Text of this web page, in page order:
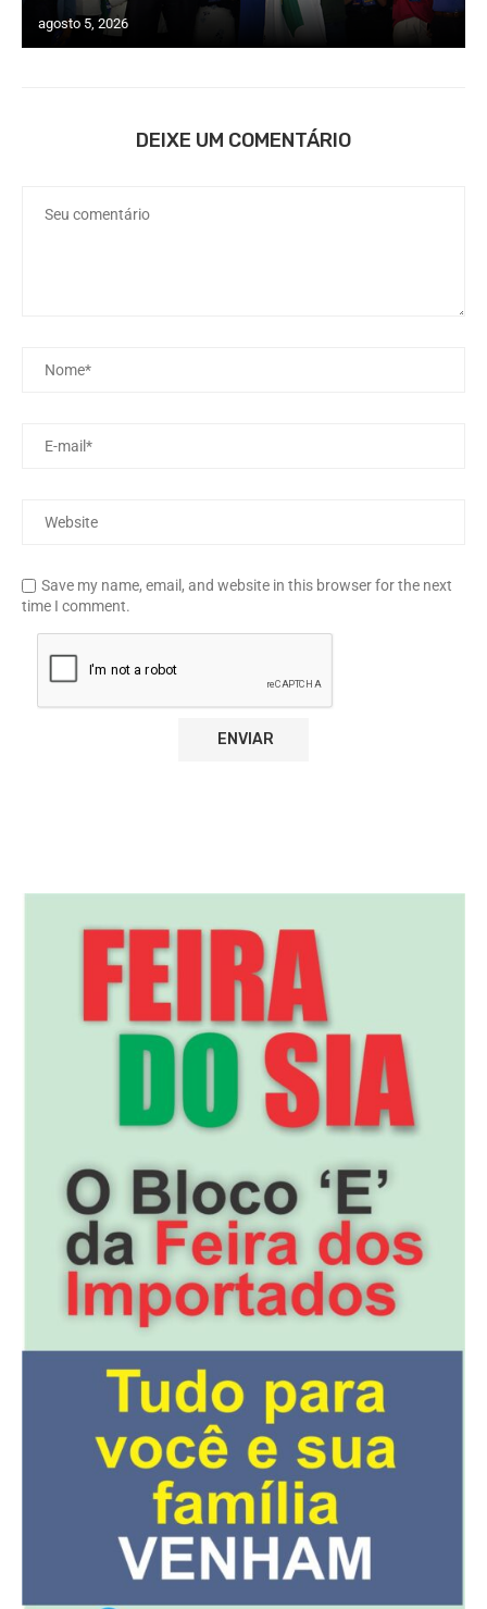
agosto 5, 2026
DEIXE UM COMENTÁRIO
Save my name, email, and website in this browser for the next
time I comment.